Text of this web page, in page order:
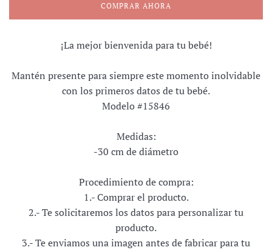
COMPRAR AHORA
¡La mejor bienvenida para tu bebé!
Mantén presente para siempre este momento inolvidable
con los primeros datos de tu bebé.
Modelo #15846
Medidas:
-30 cm de diámetro
Procedimiento de compra:
1.- Comprar el producto.
2.- Te solicitaremos los datos para personalizar tu
producto.
3.- Te enviamos una imagen antes de fabricar para tu